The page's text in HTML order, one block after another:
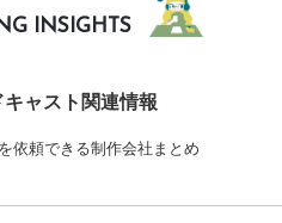
INSIGHTS
ャスト関連情報
依頼できる制作会社まとめ